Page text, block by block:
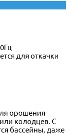
для откачки
орошения
колодцев. С
бассейны, даже